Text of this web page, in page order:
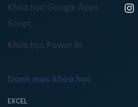
Khóa học Google Apps
Script
Khóa học Power BI
Danh mục khóa học
EXCEL